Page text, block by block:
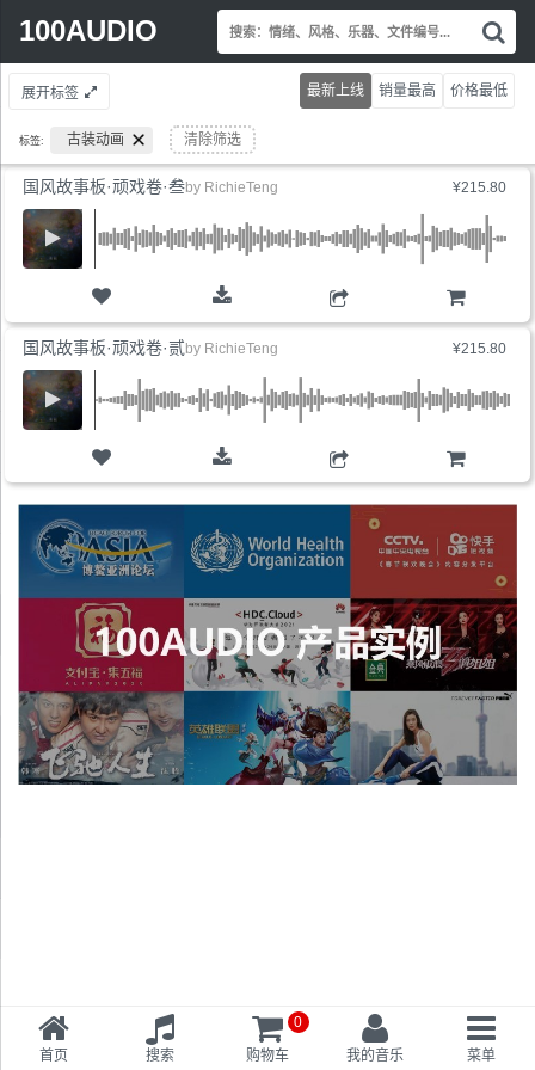
100AUDIO
Search
索
情
绪
乐
文
展开标签
标签: 古装动画 清除筛选
最新上线 销量最高 价格最低
¥215.80
国风故事板·顽戏卷·叁by RichieTeng
¥215.80
购物车
国风故事板·顽戏卷·贰 by RichieTeng
首页 搜索 购物车
0
我的音乐
菜单